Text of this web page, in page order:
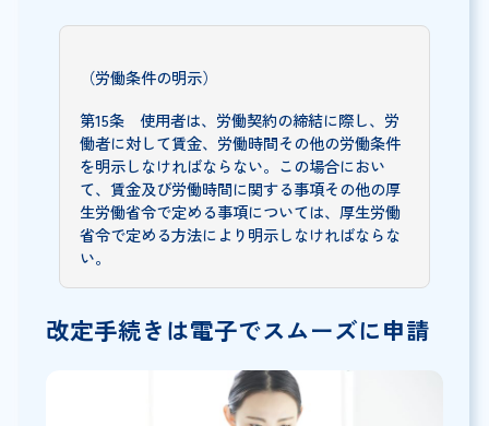
（労働条件の明示）
第15条 使用者は、労働契約の締結に際し、労
働者に対して賃金、労働時間その他の労働条件
を明示しなければならない。この場合におい
て、賃金及び労働時間に関する事項その他の厚
生労働省令で定める事項については、厚生労働
省令で定める方法により明示しなければならな
い。
改定手続きは電子でスムーズに申請